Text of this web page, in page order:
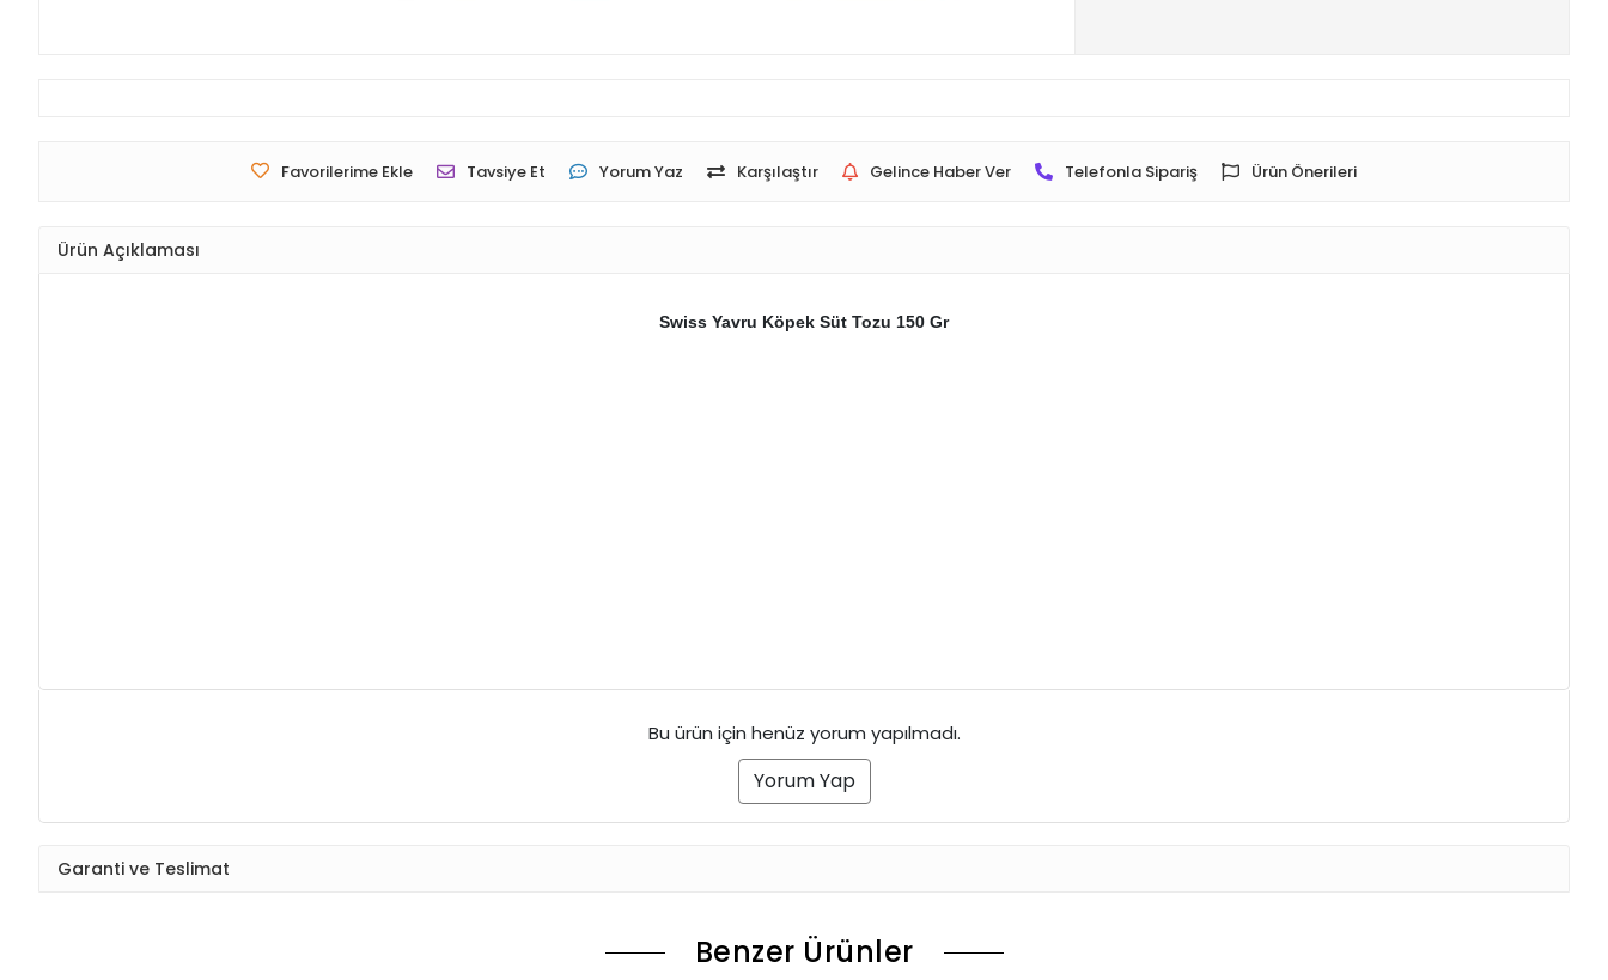
Favorilerime Ekle Tavsiye Et Yorum Yaz Karşılaştır Gelince Haber Ver Telefonla Sipariş Ürün Önerileri
Ürün Açıklaması
Swiss Yavru Köpek Süt Tozu 150 Gr
Bu ürün için henüz yorum yapılmadı.
Yorum Yap
Garanti ve Teslimat
Benzer Ürünler